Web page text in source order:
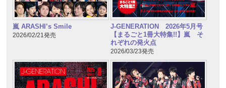
嵐 ARASHI’s Smile
2026/02/21発売
J-GENERATION 2026年5月号
【まるごと1冊大特集!!】嵐 そ
れぞれの発火点
2026/03/23発売